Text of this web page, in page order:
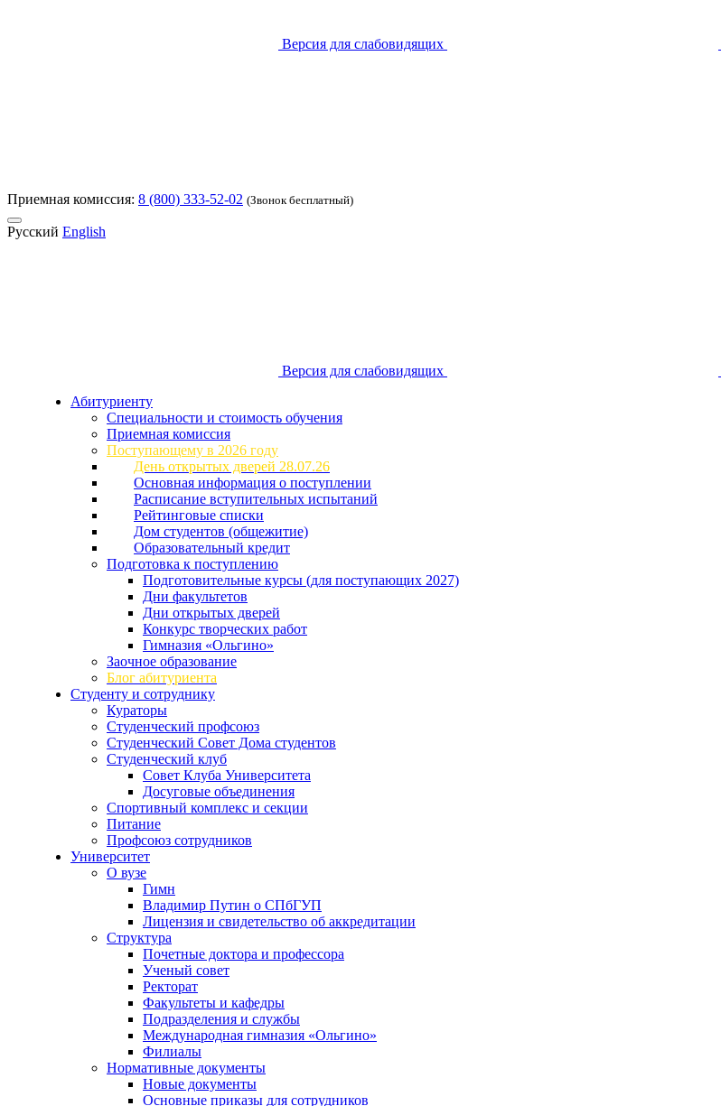
Версия для слабовидящих
Приемная комиссия: 8 (800) 333-52-02 (Звонок бесплатный)
Русский English
Версия для слабовидящих
Абитуриенту
Специальности и стоимость обучения
Приемная комиссия
Поступающему в 2026 году
День открытых дверей 28.07.26
Основная информация о поступлении
Расписание вступительных испытаний
Рейтинговые списки
Дом студентов (общежитие)
Образовательный кредит
Подготовка к поступлению
Подготовительные курсы (для поступающих 2027)
Дни факультетов
Дни открытых дверей
Конкурс творческих работ
Гимназия «Ольгино»
Заочное образование
Блог абитуриента
Студенту и сотруднику
Кураторы
Студенческий профсоюз
Студенческий Совет Дома студентов
Студенческий клуб
Совет Клуба Университета
Досуговые объединения
Спортивный комплекс и секции
Питание
Профсоюз сотрудников
Университет
О вузе
Гимн
Владимир Путин о СПбГУП
Лицензия и свидетельство об аккредитации
Структура
Почетные доктора и профессора
Ученый совет
Ректорат
Факультеты и кафедры
Подразделения и службы
Международная гимназия «Ольгино»
Филиалы
Нормативные документы
Новые документы
Основные приказы для сотрудников